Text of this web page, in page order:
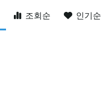
조회순 인기순